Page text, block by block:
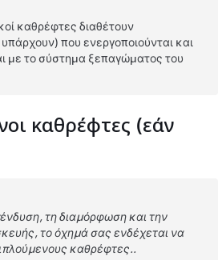
καθρέφτες διαθέτουν
που ενεργοποιούνται και
με το σύστημα ξεπαγώματος του
καθρέφτες (εάν
τη διαμόρφωση και την
το όχημά σας ενδέχεται να
καθρέφτες..